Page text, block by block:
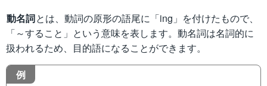
動名詞とは、動詞の原形の語尾に「ing」を付けたもので、
「～すること」という意味を表します。動名詞は名詞的に
扱われるため、目的語になることができます。
例